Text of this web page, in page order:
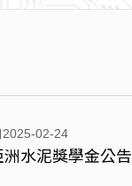
2025-02-24
洲水泥獎學金公告